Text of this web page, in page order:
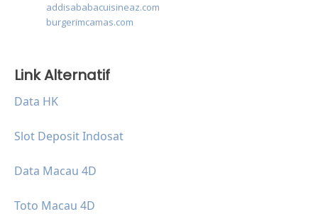
addisababacuisineaz.com
burgerimcamas.com
Link Alternatif
Data HK
Slot Deposit Indosat
Data Macau 4D
Toto Macau 4D